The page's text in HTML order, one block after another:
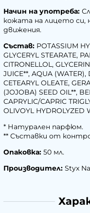
Начин на употреба:
кожата на лицето си,
движения.
Състав: POTASSIUM
GLYCERYL STEARATE,
CITRONELLOL,
JUICE**, AQUA
CETEARYL OLEATE,
(JOJOBA) SEED OIL**,
CAPRYLIC/CAPRIC
OLIVOYL HYDROLYZED
* Натурален парфюм.
** Съставки от
Опаковка: 50 мл.
Производител: Styx